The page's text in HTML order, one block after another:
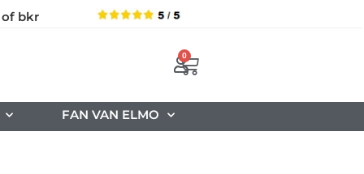
of bkr
0
FAN VAN ELMO